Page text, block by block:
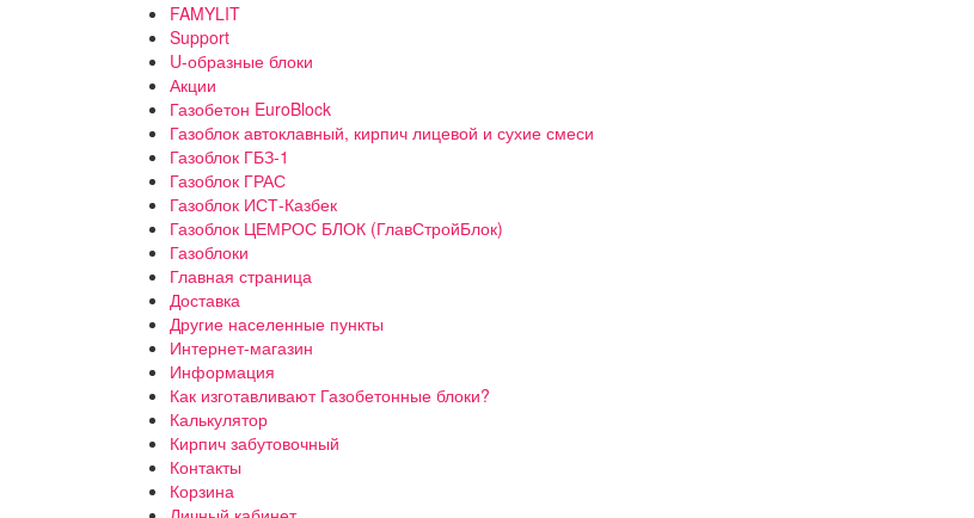
FAMYLIT
Support
U-образные блоки
Акции
Газобетон EuroBlock
Газоблок автоклавный, кирпич лицевой и сухие смеси
Газоблок ГБЗ-1
Газоблок ГРАС
Газоблок ИСТ-Казбек
Газоблок ЦЕМРОС БЛОК (ГлавСтройБлок)
Газоблоки
Главная страница
Доставка
Другие населенные пункты
Интернет-магазин
Информация
Как изготавливают Газобетонные блоки?
Калькулятор
Кирпич забутовочный
Контакты
Корзина